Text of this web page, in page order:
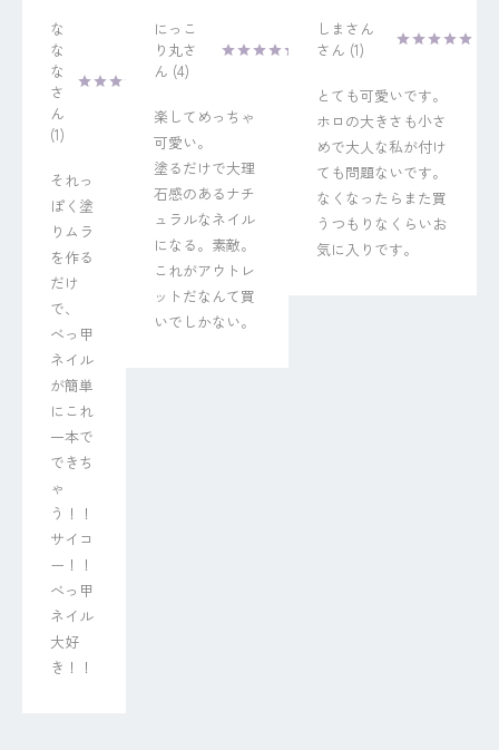
な
な
な
1
それっ
ぽく塗
りムラ
を作る
だけ
で、
べっ甲
ネイル
が簡単
にこれ
一本で
できち
ゃ
う！！
サイコ
ー！！
べっ甲
ネイル
大好
き！！
にっこ
り丸
4
楽してめっちゃ
可愛い。
塗るだけで大理
石感のあるナチ
ュラルなネイル
になる。素敵。
これがアウトレ
ットだなんて買
いでしかない。
しまさん
1
とても可愛いです。
ホロの大きさも小さ
めで大人な私が付け
ても問題ないです。
なくなったらまた買
うつもりなくらいお
気に入りです。